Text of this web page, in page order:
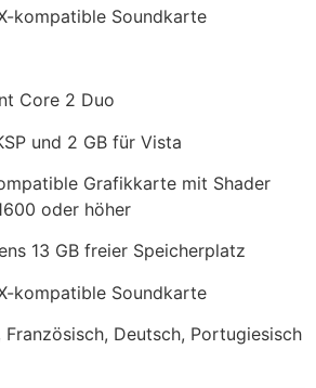
kompatible Soundkarte
Core 2 Duo
und 2 GB für Vista
Grafikkarte mit Shader
oder höher
13 GB freier Speicherplatz
kompatible Soundkarte
Französisch, Deutsch, Portugiesisch